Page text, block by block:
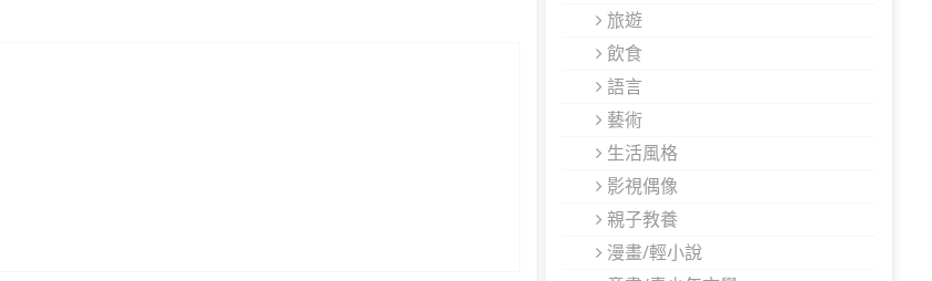
旅遊
飲食
語言
藝術
生活風格
影視偶像
親子教養
漫畫/輕小說